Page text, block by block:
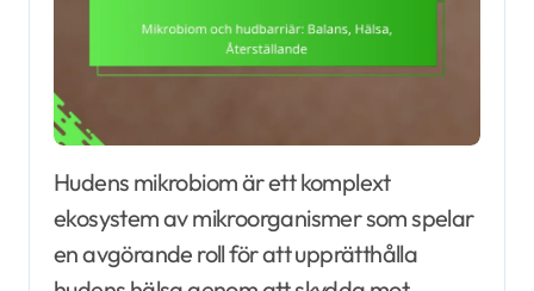
Hudens mikrobiom är ett komplext
ekosystem av mikroorganismer som spelar
en avgörande roll för att upprätthålla